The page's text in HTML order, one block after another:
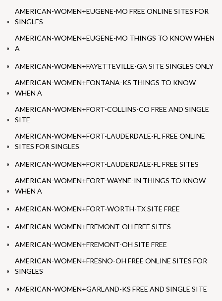
AMERICAN-WOMEN+EUGENE-MO FREE ONLINE SITES FOR
SINGLES
AMERICAN-WOMEN+EUGENE-MO THINGS TO KNOW WHEN
A
AMERICAN-WOMEN+FAYETTEVILLE-GA SITE SINGLES ONLY
AMERICAN-WOMEN+FONTANA-KS THINGS TO KNOW
WHEN A
AMERICAN-WOMEN+FORT-COLLINS-CO FREE AND SINGLE
SITE
AMERICAN-WOMEN+FORT-LAUDERDALE-FL FREE ONLINE
SITES FOR SINGLES
AMERICAN-WOMEN+FORT-LAUDERDALE-FL FREE SITES
AMERICAN-WOMEN+FORT-WAYNE-IN THINGS TO KNOW
WHEN A
AMERICAN-WOMEN+FORT-WORTH-TX SITE FREE
AMERICAN-WOMEN+FREMONT-OH FREE SITES
AMERICAN-WOMEN+FREMONT-OH SITE FREE
AMERICAN-WOMEN+FRESNO-OH FREE ONLINE SITES FOR
SINGLES
AMERICAN-WOMEN+GARLAND-KS FREE AND SINGLE SITE